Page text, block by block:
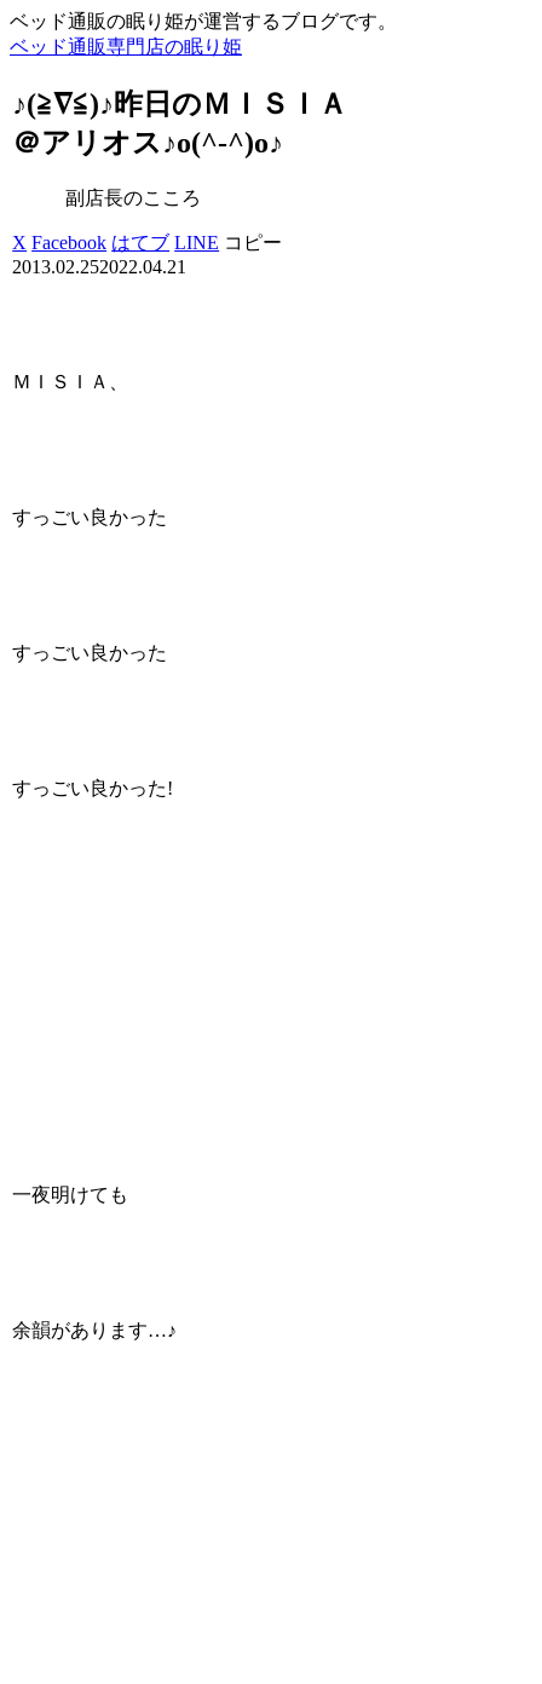
ベッド通販の眠り姫が運営するブログです。
ベッド通販専門店の眠り姫
♪(≧∇≦)♪昨日のＭＩＳＩＡ
＠アリオス♪o(^-^)o♪
副店長のこころ
X Facebook はてブ LINE コピー
2013.02.252022.04.21
ＭＩＳＩＡ、
すっごい良かった
すっごい良かった
すっごい良かった!
一夜明けても
余韻があります…♪